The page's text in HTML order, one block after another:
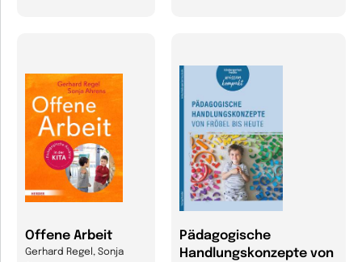
Offene Arbeit
Gerhard Regel, Sonja
Pädagogische
Handlungskonzepte von